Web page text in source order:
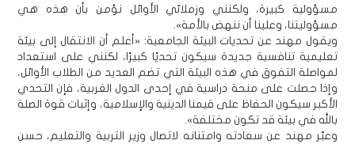
مسؤولية كبيرة، ولكنني وزملائي الأوائل نؤمن بأن هذه هي
مسؤوليتنا، وعلينا أن ننهض بالأمة».
ويقول مهند عن تحديات البيئة الجامعية: «أعلم أن الانتقال إلى بيئة
تعليمية تنافسية جديدة سيكون تحديًا كبيرًا، لكنني على استعداد
لمواصلة التفوق في هذه البيئة التي تضم العديد من الطلاب الأوائل،
وإذا حصلت على منحة دراسية في إحدى الدول الغربية، فإن التحدي
الأكبر سيكون الحفاظ على قيمنا الدينية والإسلامية، وإثبات قوة الصلة
بالله في بيئة قد تكون مختلفة».
وعبّر مهند عن سعادته وامتنانه لاتصال وزير التربية والتعليم، حسن